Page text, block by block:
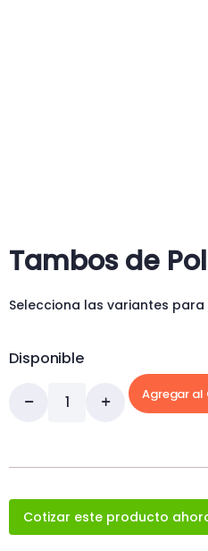
Tambos de
Selecciona las variantes
Disponible
Agregar
Cotizar este producto